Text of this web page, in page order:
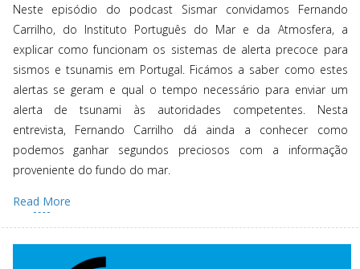
Neste episódio do podcast Sismar convidamos Fernando
Carrilho, do Instituto Português do Mar e da Atmosfera, a
explicar como funcionam os sistemas de alerta precoce para
sismos e tsunamis em Portugal. Ficámos a saber como estes
alertas se geram e qual o tempo necessário para enviar um
alerta de tsunami às autoridades competentes. Nesta
entrevista, Fernando Carrilho dá ainda a conhecer como
podemos ganhar segundos preciosos com a informação
proveniente do fundo do mar.
Read More